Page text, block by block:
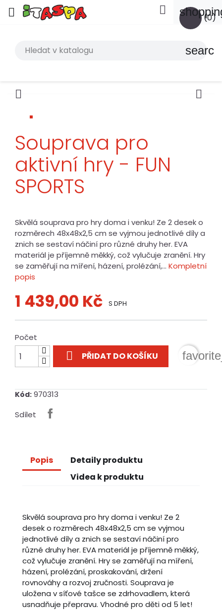
 (0)

search
 
Souprava pro
aktivní hry - FUN
SPORTS
Skvělá souprava pro hry doma i venku! Ze 2 desek o
rozměrech 48x48x2,5 cm se vyjmou jednotlivé díly a
znich se sestaví náčiní pro různé druhy her. EVA
materiál je příjemně měkký, což vylučuje zranění. Hry
se zaměřují na míření, házení, prolézání,... Kompletní
popis
1 439,00 Kč S DPH
Počet
 PŘIDAT DO KOŠÍKU
Kód: 970313
Sdílet
Popis
Detaily produktu
Videa k produktu
Skvělá souprava pro hry doma i venku! Ze 2
desek o rozměrech 48x48x2,5 cm se vyjmou
jednotlivé díly a znich se sestaví náčiní pro
různé druhy her. EVA materiál je příjemně měkký,
což vylučuje zranění. Hry se zaměřují na míření,
házení, prolézání, proskakování, držení
rovnováhy a rozvoj zručnosti. Souprava je
uložena v síťové tašce se zdrhovadlem, která
usnadňuje přepravu. Vhodné pro děti od 5 let!